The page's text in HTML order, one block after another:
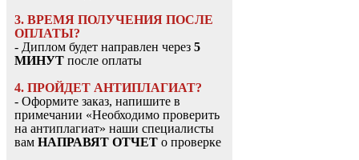
3. ВРЕМЯ ПОЛУЧЕНИЯ ПОСЛЕ
ОПЛАТЫ?
- Диплом будет направлен через 5
МИНУТ после оплаты
4. ПРОЙДЕТ АНТИПЛАГИАТ?
- Оформите заказ, напишите в
примечании «Необходимо проверить
на антиплагиат» наши специалисты
вам НАПРАВЯТ ОТЧЕТ о проверке